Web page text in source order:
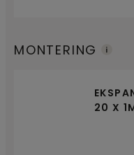
MONTERING
20 X